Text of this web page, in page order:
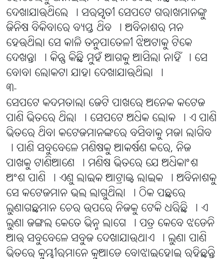
ଦେଖାଯାଉଥିଲେ । ସରସ୍ୱତୀ ସେପଟେ ଗରାଖମାନଙ୍କୁ
ଜିନିଷ ବିକିବାରେ ବ୍ୟସ୍ତ ଥିବ । ଅବିନାଶର ମନ
ହେଉଥିଲା ସେ କାଳି ତନୁପାତେଳୀ ଝିଅଟାକୁ ଟିକେ
ଦେଖନ୍ତା । କିନ୍ତୁ କିଛି ମୁହଁ ଆଗକୁ ଆସିଲା ନାହିଁ । ସେ
ବୋବା ଲୋକଟା ଯାହା ଦେଖାଯାଉଥିଲା ।
୩-
ସେପଟେ କଦମତାଲା ଜେଟି ପାଖରେ ଅନେକ କଟେଜ
ପାଣି ଭିତରେ ଥିଲା । ସେପଟେ ଅଧିକ ଲୋକ । ଏ ପାଣି
ଭିତରେ ଥିବା କଟେଜମାନଙ୍କରେ ବସିବାକୁ ମଜା ଲାଗିବ
। ପାଣି ସବୁବେଳେ ମଣିଷକୁ ଆକର୍ଷଣ କରେ, ନିଜ
ପାଖକୁ ଟାଣିଆଣେ । ମଣିଷ ଭିତରେ ଯେ ଅଧିକାଂଶ
ଅଂଶ ପାଣି । ଏଣୁ ଲାଇକ ଆଟ୍ରାକ୍ଟ ଲାଇକ । ଅବିନାଶକୁ
ସେ କଟେଜମାନ ଭଲ ଲାଗୁଥିଲା । ଠିକ ପଛରେ
ଲୁଣାଗଛମାନ ଚେର ଉପରେ ନିଜକୁ ଟେକି ଧରିଛି । ଏ
ଲୁଣା ଜଙ୍ଗଲ କେତେ ଭିନ୍ନ ଲାଗେ । ପତ୍ର କେବେ ଝଡେନି
ଆଉ ସବୁବେଳେ ସବୁଜ ଦେଖାଯାଉଥାଏ । ଲୁଣା ପାଣି
ଭିତରେ କୁମ୍ଭୀରମାନେ କୁଆଡେ ବୋଝାଇହୋଇ ରହିଛନ୍ତି